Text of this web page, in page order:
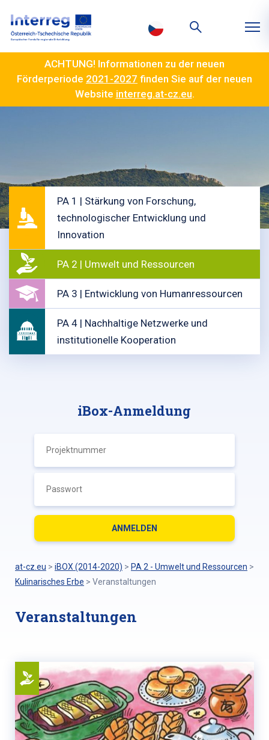
ACHTUNG! Informationen zu der neuen
Förderperiode 2021-2027 finden Sie auf der neuen
Website interreg.at-cz.eu.
PA 1 | Stärkung von Forschung,
technologischer Entwicklung und
Innovation
PA 2 | Umwelt und Ressourcen
PA 3 | Entwicklung von Humanressourcen
PA 4 | Nachhaltige Netzwerke und
institutionelle Kooperation
iBox-Anmeldung
at-cz.eu > iBOX (2014-2020) > PA 2 - Umwelt und Ressourcen >
Kulinarisches Erbe > Veranstaltungen
Veranstaltungen